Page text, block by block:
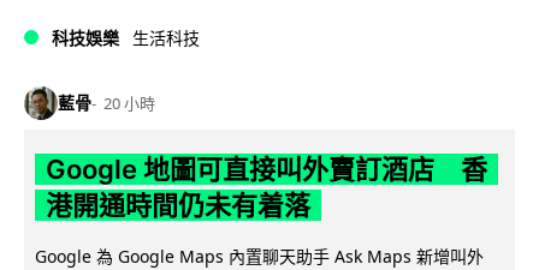
科技娛樂 生活科技
藍骨 20 小時
Google 地圖可直接叫外賣訂酒店 香
港開通時間仍未有着落
Google 為 Google Maps 內置聊天助手 Ask Maps 新增叫外